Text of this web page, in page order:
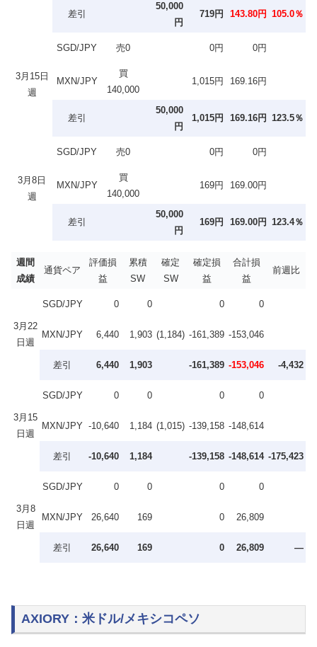
差引
50,000
円
719円 143.80円 105.0％
3月15日
週
SGD/JPY 売0 0円 0円
MXN/JPY
買
140,000
1,015円 169.16円
差引
50,000
円
1,015円 169.16円 123.5％
3月8日
週
SGD/JPY 売0 0円 0円
MXN/JPY
買
140,000
169円 169.00円
差引
50,000
円
169円 169.00円 123.4％
週間
成績
通貨ペア
評価損
益
累積
SW
確定
SW
確定損
益
合計損
益
前週比
3月22
日週
SGD/JPY 0 0 0 0
MXN/JPY 6,440 1,903 (1,184) -161,389 -153,046
差引 6,440 1,903 -161,389 -153,046 -4,432
3月15
日週
SGD/JPY 0 0 0 0
MXN/JPY -10,640 1,184 (1,015) -139,158 -148,614
差引 -10,640 1,184 -139,158 -148,614 -175,423
3月8
日週
SGD/JPY 0 0 0 0
MXN/JPY 26,640 169 0 26,809
差引 26,640 169 0 26,809 —
AXIORY：米ドル/メキシコペソ